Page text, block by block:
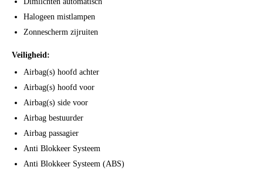
Halogeen mistlampen
Zonnescherm zijruiten
Veiligheid:
Airbag(s) hoofd achter
Airbag(s) hoofd voor
Airbag(s) side voor
Airbag bestuurder
Airbag passagier
Anti Blokkeer Systeem
Anti Blokkeer Systeem (ABS)